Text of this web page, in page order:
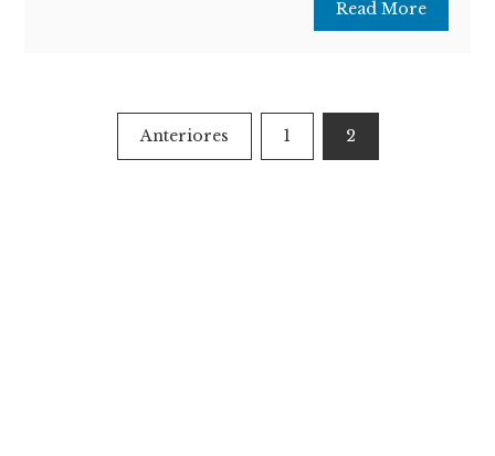
Read More
Paginación
Anteriores 1 2